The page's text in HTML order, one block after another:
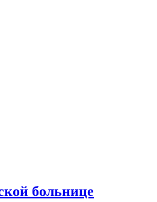
больнице